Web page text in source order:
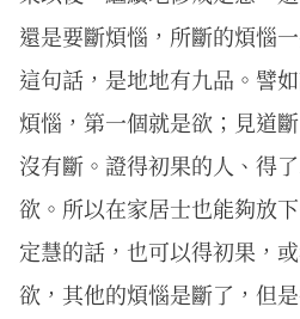
還是要斷煩惱，所斷的煩惱
這句話，是地地有九品。譬
煩惱，第一個就是欲；見道
沒有斷。證得初果的人、得
欲。所以在家居士也能夠放
定慧的話，也可以得初果，
欲，其他的煩惱是斷了，但